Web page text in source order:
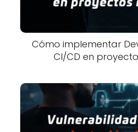
Cómo implementar
CI/CD en